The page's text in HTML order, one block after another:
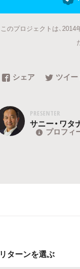
このプロジェクトは、
シェア ツイー
PRESENTER
サニー・ワタ
プロフィ
リターンを選ぶ